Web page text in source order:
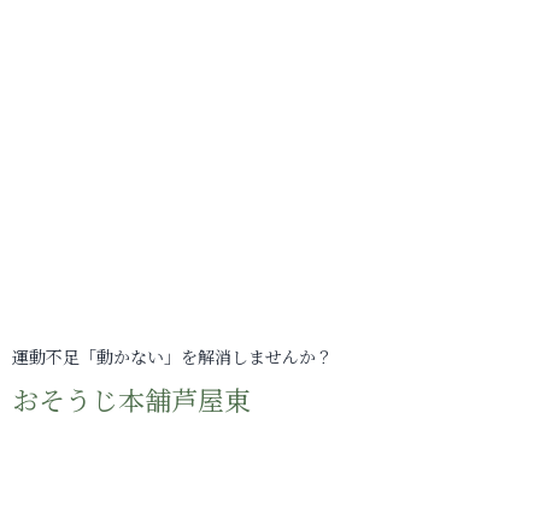
運動不足「動かない」を解消しませんか？
おそうじ本舗芦屋東